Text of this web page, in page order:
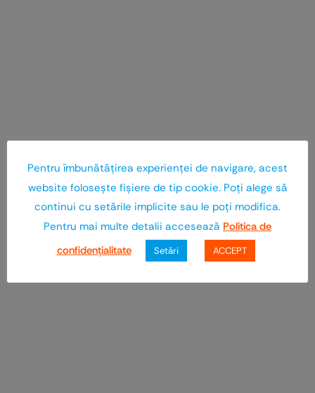
Pentru îmbunătăţirea experienţei de navigare, acest
website foloseşte fişiere de tip cookie. Poţi alege să
continui cu setările implicite sau le poţi modifica.
Pentru mai multe detalii accesează Politica de
confidenţialitate
Setări ACCEPT